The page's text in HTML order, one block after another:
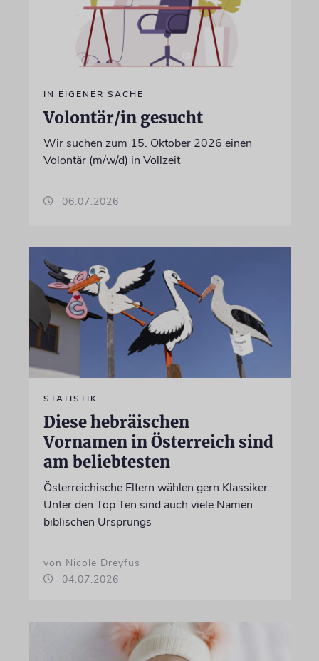
IN EIGENER SACHE
Volontär/in gesucht
Wir suchen zum 15. Oktober 2026 einen
Volontär (m/w/d) in Vollzeit
06.07.2026
STATISTIK
Diese hebräischen
Vornamen in Österreich sind
am beliebtesten
Österreichische Eltern wählen gern Klassiker.
Unter den Top Ten sind auch viele Namen
biblischen Ursprungs
von Nicole Dreyfus
04.07.2026